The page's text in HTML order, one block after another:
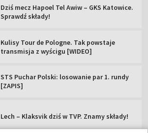
Dziś mecz Hapoel Tel Awiw – GKS Katowice.
Sprawdź składy!
Kulisy Tour de Pologne. Tak powstaje
transmisja z wyścigu [WIDEO]
STS Puchar Polski: losowanie par 1. rundy
[ZAPIS]
Lech – Klaksvik dziś w TVP. Znamy składy!